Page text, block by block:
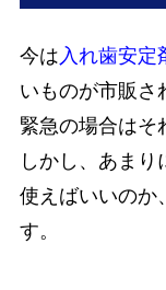
今は 入れ歯安定
いものが市販さ
緊急の場合はそ
しかし、あま
使えばいいのか
す。